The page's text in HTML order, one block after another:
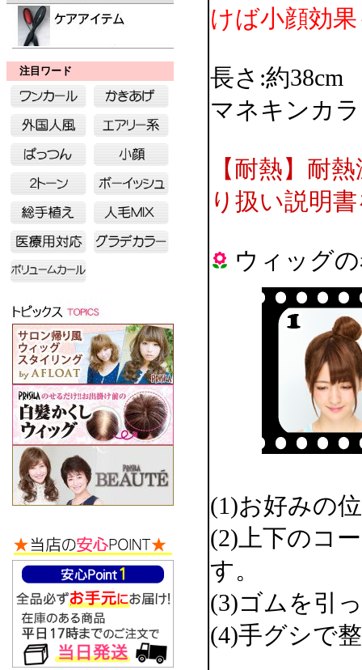
注目ワード
けば小顔効
長さ:約38cm
マネキンカ
【耐熱】耐
り扱い説明
ウィッグ
(1)お好みの
(2)上下のコ
す。
(3)ゴムを引
(4)手グシで